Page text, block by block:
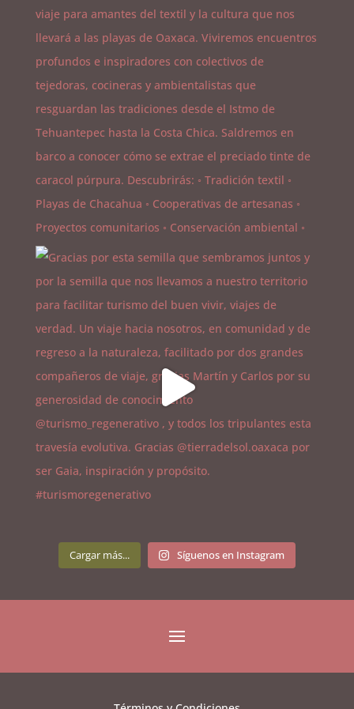
Cargar más... Síguenos en Instagram